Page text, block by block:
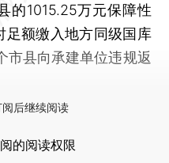
的1015.25万元保障性
足额缴入地方同级国库
市县向承建单位违规返
后继续阅读
的阅读权限